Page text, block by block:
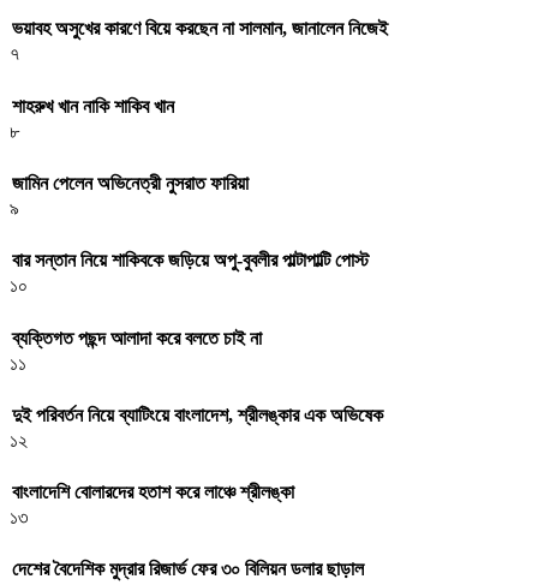
ভয়াবহ অসুখের কারণে বিয়ে করছেন না সালমান, জানালেন নিজেই
৭
শাহরুখ খান নাকি শাকিব খান
৮
জামিন পেলেন অভিনেত্রী নুসরাত ফারিয়া
৯
বার সন্তান নিয়ে শাকিবকে জড়িয়ে অপু-বুবলীর পাল্টাপাল্টি পোস্ট
১০
ব্যক্তিগত পছন্দ আলাদা করে বলতে চাই না
১১
দুই পরিবর্তন নিয়ে ব্যাটিংয়ে বাংলাদেশ, শ্রীলঙ্কার এক অভিষেক
১২
বাংলাদেশি বোলারদের হতাশ করে লাঞ্চে শ্রীলঙ্কা
১৩
দেশের বৈদেশিক মুদ্রার রিজার্ভ ফের ৩০ বিলিয়ন ডলার ছাড়াল